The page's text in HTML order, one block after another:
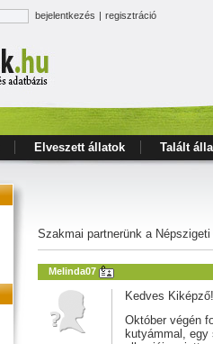
bejelentkezés | regisztráció
Elveszett állatok Talált
Szakmai partnerünk a
Melinda07
Kedves Kiképző!
Október végén
kutyámmal,